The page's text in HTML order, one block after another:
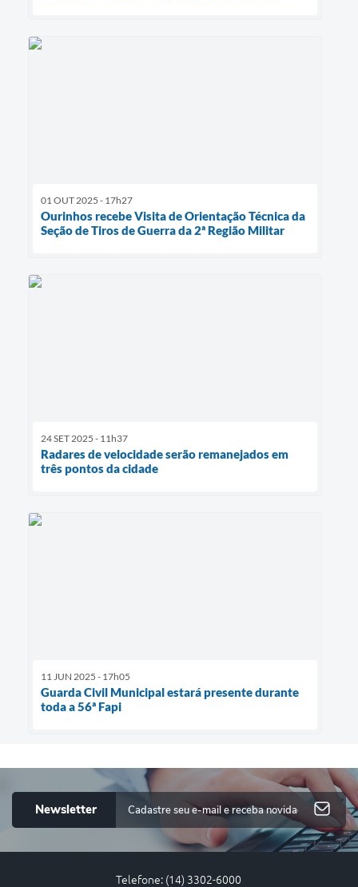
01 OUT 2025 - 17h27
Ourinhos recebe Visita de Orientação Técnica da
Seção de Tiros de Guerra da 2ª Região Militar
24 SET 2025 - 11h37
Radares de velocidade serão remanejados em
três pontos da cidade
11 JUN 2025 - 17h05
Guarda Civil Municipal estará presente durante
toda a 56ª Fapi
Newsletter
Telefone: (14) 3302-6000